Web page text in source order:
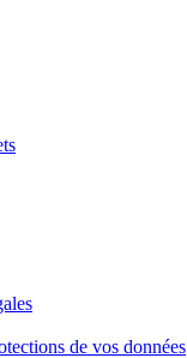
de vos données